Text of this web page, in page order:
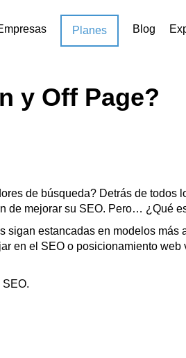
Planes Blog
y Off Page?
de búsqueda? Detrás de todos
de mejorar su SEO. Pero… ¿Qué
estancadas en modelos más
en el SEO o posicionamiento web